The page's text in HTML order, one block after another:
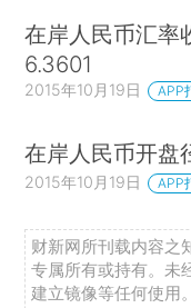
在岸人民币汇率
6.3601
2015年10月19日 APP
在岸人民币开盘
2015年10月19日 APP
财新网所刊载内容之
专属所有或持有。未
建立镜像等任何使用。